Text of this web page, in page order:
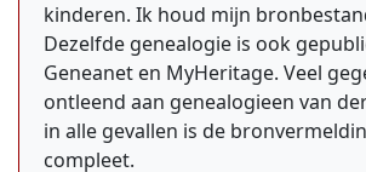
kinderen. Ik houd mijn
Dezelfde genealogie is ook
Geneanet en MyHeritage. Veel
ontleend aan genealogieen van
in alle gevallen is de
compleet.